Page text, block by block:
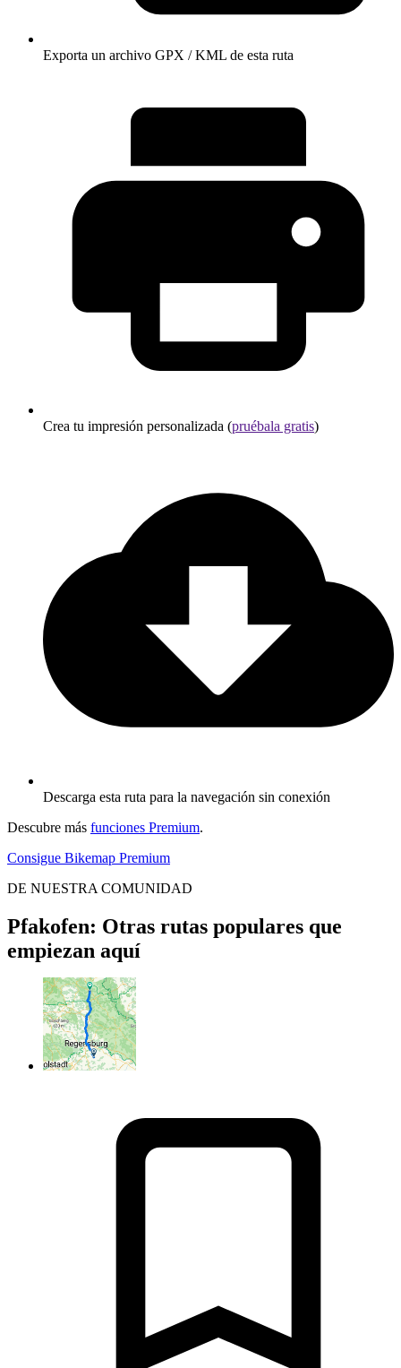
Exporta un archivo GPX / KML de esta ruta
Crea tu impresión personalizada (pruébala gratis)
Descarga esta ruta para la navegación sin conexión
Descubre más funciones Premium.
Consigue Bikemap Premium
DE NUESTRA COMUNIDAD
Pfakofen: Otras rutas populares que
empiezan aquí